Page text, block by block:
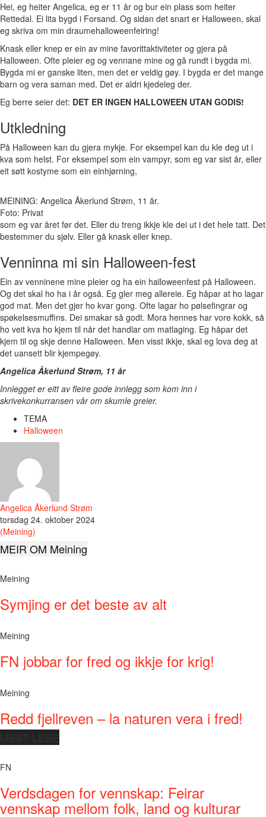
Hei, eg heiter Angelica, eg er 11 år og bur ein plass som heiter
Rettedal. Ei lita bygd i Forsand. Og sidan det snart er Halloween, skal
eg skriva om min draumehalloweenfeiring!
Knask eller knep er ein av mine favorittaktiviteter og gjera på
Halloween. Ofte pleier eg og vennane mine og gå rundt i bygda mi.
Bygda mi er ganske liten, men det er veldig gøy. I bygda er det mange
barn og vera saman med. Det er aldri kjedeleg der.
Eg berre seier det: DET ER INGEN HALLOWEEN UTAN GODIS!
Utkledning
På Halloween kan du gjera mykje. For eksempel kan du kle deg ut i
kva som helst. For eksempel som ein vampyr, som eg var sist år, eller
eit søtt kostyme som ein einhjørning,
MEINING: Angelica Åkerlund Strøm, 11 år.
Foto: Privat
som eg var året før det. Eller du treng ikkje kle dei ut i det hele tatt. Det
bestemmer du sjølv. Eller gå knask eller knep.
Venninna mi sin Halloween-fest
Ein av venninene mine pleier og ha ein halloweenfest på Halloween.
Og det skal ho ha i år også. Eg gler meg allereie. Eg håpar at ho lagar
god mat. Men det gjer ho kvar gong. Ofte lagar ho pølsefingrar og
spøkelsesmuffins. Dei smakar så godt. Mora hennes har vore kokk, så
ho veit kva ho kjem til når det handlar om matlaging. Eg håpar det
kjem til og skje denne Halloween. Men visst ikkje, skal eg lova deg at
det uansett blir kjempegøy.
Angelica Åkerlund Strøm, 11 år
Innlegget er eitt av fleire gode innlegg som kom inn i
skrivekonkurransen vår om skumle greier.
TEMA
Halloween
Angelica Åkerlund Strøm
torsdag 24. oktober 2024
(Meining)
MEIR OM Meining
Meining
Symjing er det beste av alt
Meining
FN jobbar for fred og ikkje for krig!
Meining
Redd fjellreven – la naturen vera i fred!
FN
Verdsdagen for vennskap: Feirar
vennskap mellom folk, land og kulturar